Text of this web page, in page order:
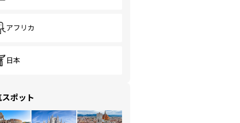
アフリカ
日本
ポット